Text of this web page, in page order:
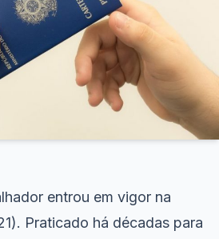
entrou em vigor na
Praticado há décadas para